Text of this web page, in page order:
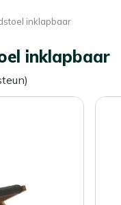
inklapbaar
inklapbaar